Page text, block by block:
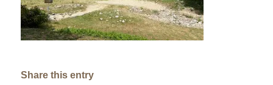
Share this entry